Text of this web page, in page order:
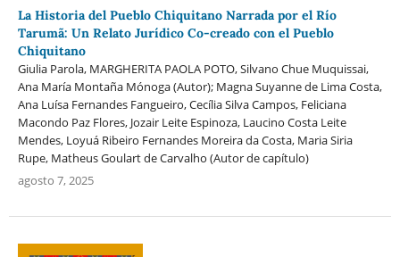
La Historia del Pueblo Chiquitano Narrada por el Río
Tarumã: Un Relato Jurídico Co-creado con el Pueblo
Chiquitano
Giulia Parola, MARGHERITA PAOLA POTO, Silvano Chue Muquissai,
Ana María Montaña Mónoga (Autor); Magna Suyanne de Lima Costa,
Ana Luísa Fernandes Fangueiro, Cecília Silva Campos, Feliciana
Macondo Paz Flores, Jozair Leite Espinoza, Laucino Costa Leite
Mendes, Loyuá Ribeiro Fernandes Moreira da Costa, Maria Siria
Rupe, Matheus Goulart de Carvalho (Autor de capítulo)
agosto 7, 2025